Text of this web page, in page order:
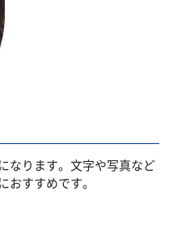
なります。文字や写真など
すすめです。